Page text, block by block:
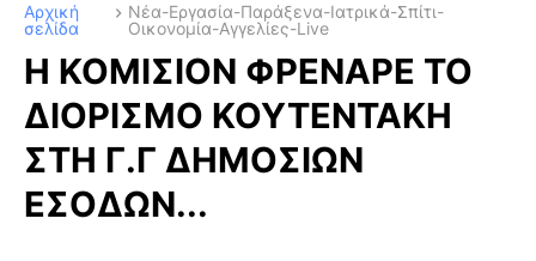
Αρχική
σελίδα
Νέα-Εργασία-Παράξενα-Ιατρικά-Σπίτι-
Οικονομία-Αγγελίες-Live
Η ΚΟΜΙΣΙΟΝ ΦΡΕΝΑΡΕ ΤΟ
ΔΙΟΡΙΣΜΟ ΚΟΥΤΕΝΤΑΚΗ
ΣΤΗ Γ.Γ ΔΗΜΟΣΙΩΝ
ΕΣΟΔΩΝ...